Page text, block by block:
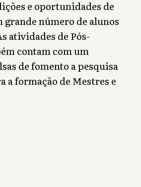
e oportunidades de
grande número de alunos
atividades de Pós-
contam com um
de fomento a pesquisa
a formação de Mestres e